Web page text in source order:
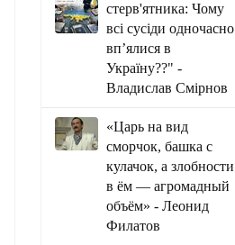
стерв'ятника: Чому
всі сусіди одночасно
вп’ялися в
Україну??" -
Владислав Смірнов
«Царь на вид
сморчок, башка с
кулачок, а злобности
в ём — агромадный
объём» - Леонид
Филатов